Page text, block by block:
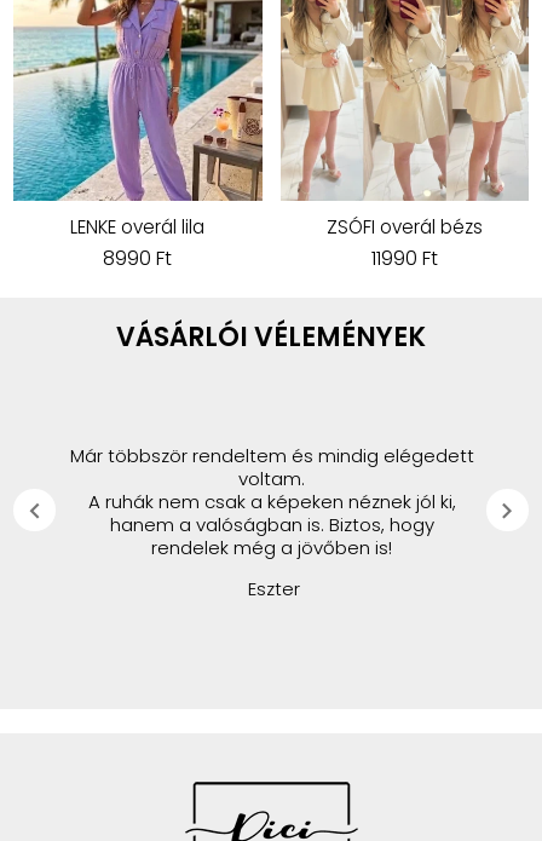
LENKE overál lila
8990 Ft
ZSÓFI overál bézs
11990 Ft
VÁSÁRLÓI VÉLEMÉNYEK
Már többször rendeltem és mindig elégedett
voltam.
A ruhák nem csak a képeken néznek jól ki,
hanem a valóságban is. Biztos, hogy
rendelek még a jövőben is!
Eszter
chevron_left chevron_right